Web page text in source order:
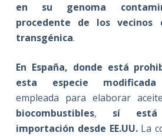
en su genoma
procedente de los vecinos
transgénica.
En España, donde está
esta especie modificada
empleada para elaborar
biocombustibles, sí está
importación desde EE.UU.La